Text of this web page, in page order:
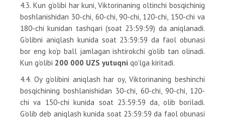
4.3. Kun g’olibi har kuni, Viktorinaning oltinchi bosqichinig
boshlanishidan 30-chi, 60-chi, 90-chi, 120-chi, 150-chi va
180-chi kunidan tashqari (soat 23:59:59) da aniqlanadi.
G’olibni aniqlash kunida soat 23:59:59 da faol obunasi
bor eng ko’p ball jamlagan ishtirokchi g’olib tan olinadi.
Kun g’olibi 200 000 UZS yutuqni qo’lga kiritadi.
4.4. Oy g’olibini aniqlash har oy, Viktorinaning beshinchi
bosqichining boshlanishidan 30-chi, 60-chi, 90-chi, 120-
chi va 150-chi kunida soat 23:59:59 da, olib boriladi.
G’olib deb aniqlash kunida soat 23:59:59 da faol obunasi